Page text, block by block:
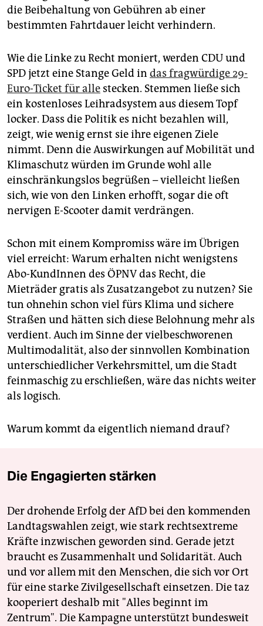
die Beibehaltung von Gebühren ab einer
bestimmten Fahrtdauer leicht verhindern.
Wie die Linke zu Recht moniert, werden CDU und
SPD jetzt eine Stange Geld in das fragwürdige 29-
Euro-Ticket für alle stecken. Stemmen ließe sich
ein kostenloses Leihradsystem aus diesem Topf
locker. Dass die Politik es nicht bezahlen will,
zeigt, wie wenig ernst sie ihre eigenen Ziele
nimmt. Denn die Auswirkungen auf Mobilität und
Klimaschutz würden im Grunde wohl alle
einschränkungslos begrüßen – vielleicht ließen
sich, wie von den Linken erhofft, sogar die oft
nervigen E-Scooter damit verdrängen.
Schon mit einem Kompromiss wäre im Übrigen
viel erreicht: Warum erhalten nicht wenigstens
Abo-KundInnen des ÖPNV das Recht, die
Mieträder gratis als Zusatzangebot zu nutzen? Sie
tun ohnehin schon viel fürs Klima und sichere
Straßen und hätten sich diese Belohnung mehr als
verdient. Auch im Sinne der vielbeschworenen
Multimodalität, also der sinnvollen Kombination
unterschiedlicher Verkehrsmittel, um die Stadt
feinmaschig zu erschließen, wäre das nichts weiter
als logisch.
Warum kommt da eigentlich niemand drauf?
Die Engagierten stärken
Der drohende Erfolg der AfD bei den kommenden
Landtagswahlen zeigt, wie stark rechtsextreme
Kräfte inzwischen geworden sind. Gerade jetzt
braucht es Zusammenhalt und Solidarität. Auch
und vor allem mit den Menschen, die sich vor Ort
für eine starke Zivilgesellschaft einsetzen. Die taz
kooperiert deshalb mit "Alles beginnt im
Zentrum". Die Kampagne unterstützt bundesweit